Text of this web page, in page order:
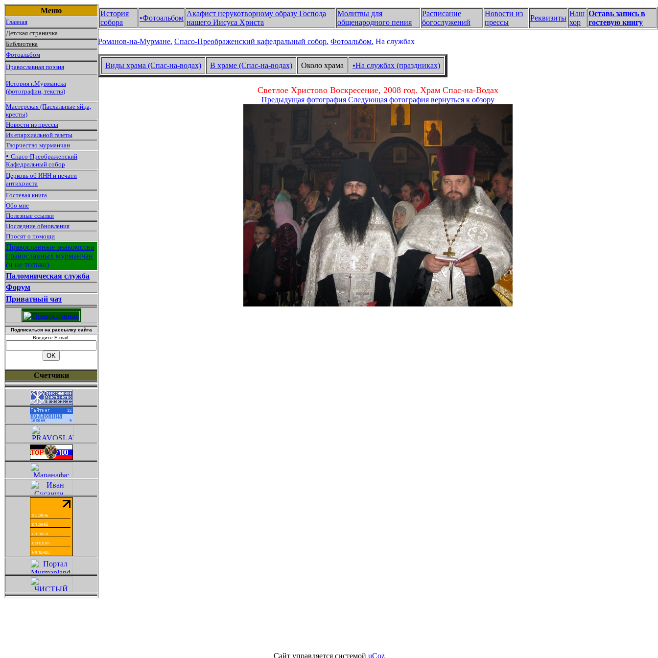
Меню
Главная
Детская страничка
Библиотека
Фотоальбом
Православная поэзия
История г.Мурманска
(фотографии, тексты)
Мастерская (Пасхальные яйца,
кресты)
Новости из прессы
Из епархиальной газеты
Творчество мурманчан
• Спасо-Преображенский
Кафедральный собор
Церковь об ИНН и печати
антихриста
Гостевая книга
Обо мне
Полезные ссылки
Последние обновления
Просят о помощи
Православные знакомства
православных мурманчан
(и не только)
Паломническая служба
Форум
Приватный чат
Подписаться на рассылку сайта
Введите E-mail:
Счетчики
История
собора
•Фотоальбом
Акафист нерукотворному образу Господа
нашего Иисуса Христа
Молитвы для
общенародного пения
Расписание
богослужений
Новости из
прессы
Реквизиты
Наш
хор
Оставь запись в
гостевую книгу
Романов-на-Мурмане. Спасо-Преображенский кафедральный собор. Фотоальбом. На службах
Виды храма (Спас-на-водах) В храме (Спас-на-водах) Около храма •На службах (праздниках)
Светлое Христово Воскресение, 2008 год. Храм Спас-на-Водах
Предыдущая фотография Следующая фотография вернуться к обзору
Сайт управляется системой uCoz